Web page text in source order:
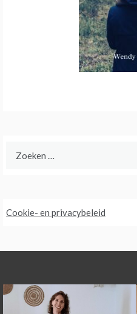
Cookie- en privacybeleid